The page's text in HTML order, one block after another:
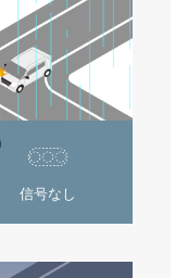
信号なし